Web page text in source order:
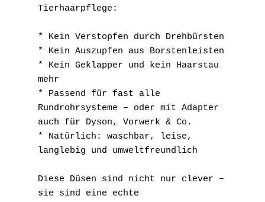
Tierhaarpflege:
* Kein Verstopfen durch Drehbürsten
* Kein Auszupfen aus Borstenleisten
* Kein Geklapper und kein Haarstau
mehr
* Passend für fast alle
Rundrohrsysteme – oder mit Adapter
auch für Dyson, Vorwerk & Co.
* Natürlich: waschbar, leise,
langlebig und umweltfreundlich
Diese Düsen sind nicht nur clever –
sie sind eine echte